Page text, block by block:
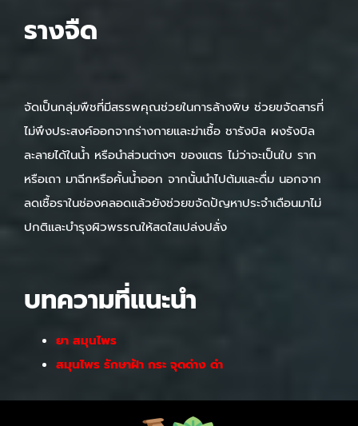
รางจืด
จัดเป็นกลุ่มพืชที่มีสรรพคุณช่วยในการล้างพิษ ช่วยขจัดสารที่
ไม่พึงประสงค์ออกจากร่างกายและฆ่าเชื้อ ชารังบิล ผงรังบิล
ละลายได้ในน้ำ หรือนำส่วนต่างๆ ของแตร ไม่ว่าจะเป็นใบ ราก
หรือเถา มาฉีกหรือคั้นน้ำออก จากนั้นนำไปต้มและดื่ม นอกจาก
ลดเชื้อราในช่องคลอดแล้วยังช่วยขจัดปัญหาประจำเดือนมาไม่
ปกติและบำรุงผิวพรรณให้สดใสเปล่งปลั่ง
บทความที่แนะนำ
ยา สมุนไพร
สมุนไพร รักษาฝ้า กระ จุดด่าง ดํา